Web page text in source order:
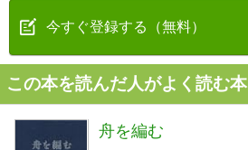
今すぐ登録する（無料）
この本を読んだ人がよく読む本
舟を編む